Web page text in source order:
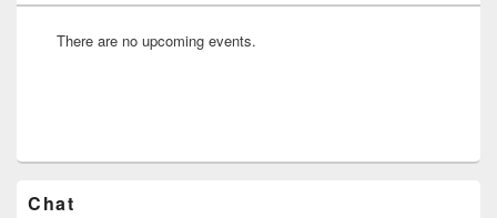
There are no upcoming events.
Chat